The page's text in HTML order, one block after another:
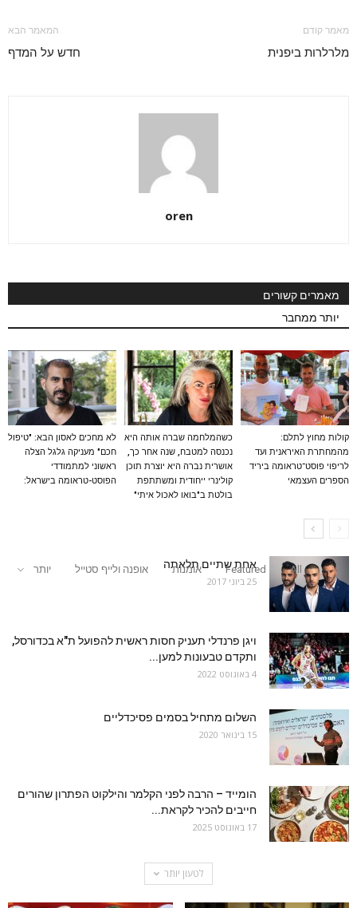
מאמר קודם
מלרלרות ביפנית
המאמר הבא
חדש על המדף
oren
מאמרים קשורים
יותר ממחבר
קולות מחוץ לתלם:
מהמחתרת האיראנית ועד
לריפוי פוסט־טראומה ביריד
הספרים העצמאי
כשהמלחמה שברה אותה היא
נכנסה למטבח, שנה אחר כך,
אושרית נברה היא יוצרת תוכן
קולינרי ייחודית ומשתתפת
בולטת ב"בואו לאכול איתי"
לא מחכים לאסון הבא: "טיפול
חכם" מעניקה גלגל הצלה
ראשוני למתמודדי
הפוסט-טראומה בישראל:
All
Featured אומנות אופנה ולייף סטייל יותר אחת שתיים תלאתה
25 ביוני 2017
ויגן פרנדלי תעניק חסות ראשית להפועל ת"א בכדורסל,
ותקדם טבעונות למען...
4 באוגוסט 2022
השלום מתחיל בסמים פסיכדליים
15 בינואר 2020
הומייד – הרבה לפני הקלמר והילקוט הפתרון שהורים
חייבים להכיר לקראת...
17 באוגוסט 2025
לטעון יותר